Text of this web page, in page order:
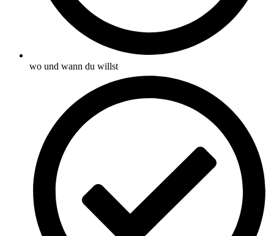
wo und wann du willst